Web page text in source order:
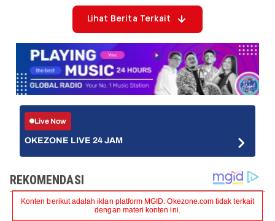
Lihat Berita Terkait
Live Now
OKEZONE LIVE 24 JAM